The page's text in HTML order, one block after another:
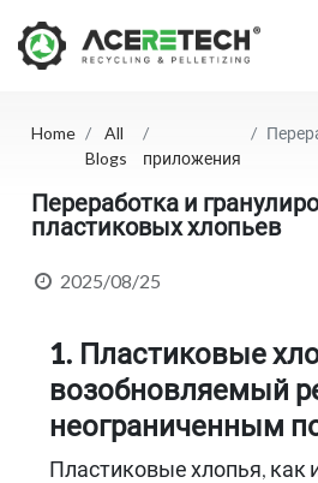
Продукция
Приложения
О предприятии
Связаться с нами
简体中文
Home
All
Blogs
приложения
Переработка и
пластиковых хлопьев
2025/08/25
1. Пластиковые
возобновляемый
неограниченным
Пластиковые хлопья, как